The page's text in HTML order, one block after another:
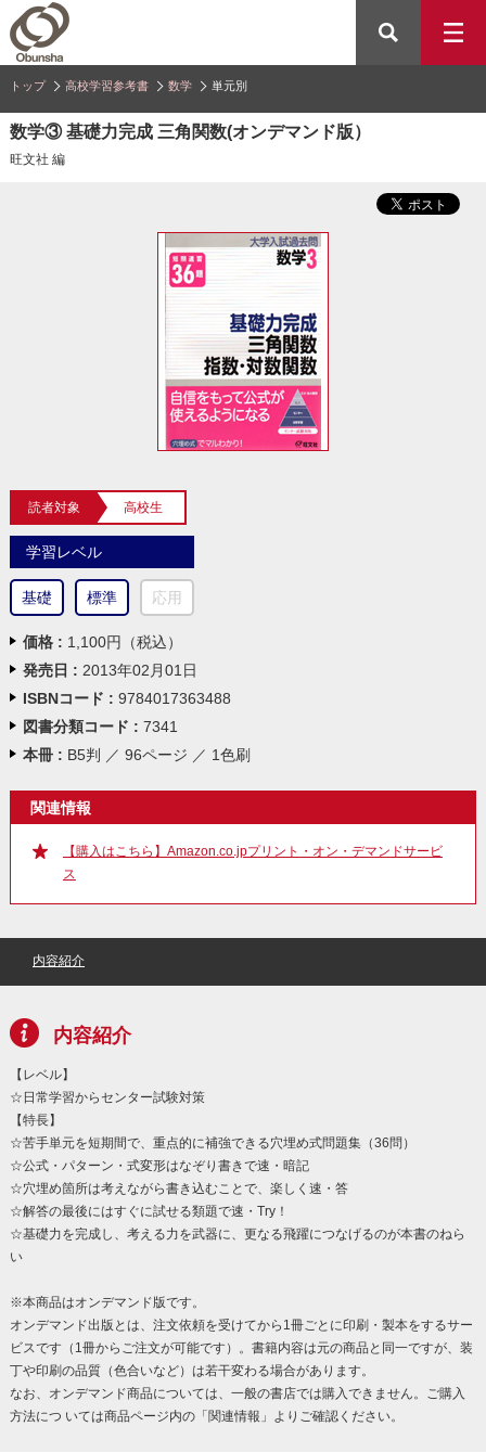
トップ 高校学習参考書 数学 単元別
数学③ 基礎力完成 三角関数(オンデマンド版）
旺文社 編
読者対象 高校生
学習レベル
基礎 標準 応用
価格 : 1,100円（税込）
発売日 : 2013年02月01日
ISBNコード : 9784017363488
図書分類コード : 7341
本冊 : B5判 ／ 96ページ ／ 1色刷
関連情報
【購入はこちら】Amazon.co.jpプリント・オン・デマンドサービ
ス
内容紹介
内容紹介
【レベル】
☆日常学習からセンター試験対策
【特長】
☆苦手単元を短期間で、重点的に補強できる穴埋め式問題集（36問）
☆公式・パターン・式変形はなぞり書きで速・暗記
☆穴埋め箇所は考えながら書き込むことで、楽しく速・答
☆解答の最後にはすぐに試せる類題で速・Try！
☆基礎力を完成し、考える力を武器に、更なる飛躍につなげるのが本書のねら
い
※本商品はオンデマンド版です。
オンデマンド出版とは、注文依頼を受けてから1冊ごとに印刷・製本をするサー
ビスです（1冊からご注文が可能です）。書籍内容は元の商品と同一ですが、装
丁や印刷の品質（色合いなど）は若干変わる場合があります。
なお、オンデマンド商品については、一般の書店では購入できません。ご購入
方法につ いては商品ページ内の「関連情報」よりご確認ください。